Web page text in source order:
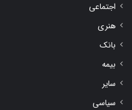
اجتماعی
هنری
بانک
بیمه
سایر
سیاسی